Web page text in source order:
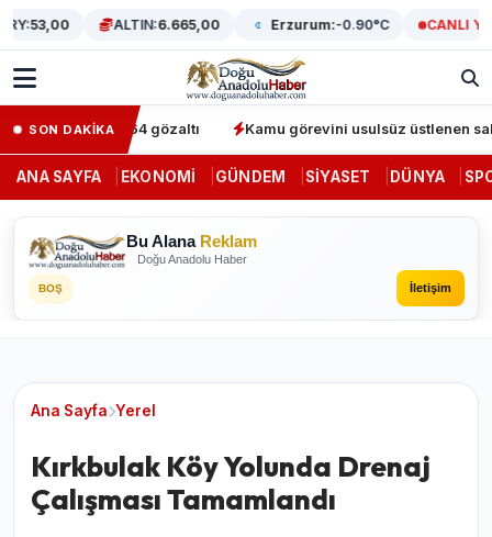
53,00 ALTIN:6.665,00 Erzurum:-0.90°C CANLI
SON DAKİKA64 gözaltı Kamu görevini usulsüz üstlenen sahte
ANA SAYFA EKONOMI GÜNDEM SIYASET DÜNYA
Bu Alana Reklam
Doğu Anadolu Haber
BOŞ İletişim
Ana Sayfa Yerel
Kırkbulak Köy Yolunda Drenaj
Çalışması Tamamlandı